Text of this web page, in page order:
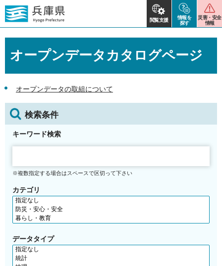
閲覧支援
情報を
探す
災害・安全
情報
オープンデータカタログページ
オープンデータの取組について
検索条件
キーワード検索
※複数指定する場合はスペースで区切って下さい
カテゴリ
データタイプ